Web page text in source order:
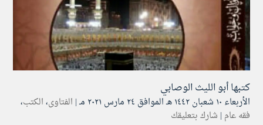
كتبهاأبو الليث الوصابي
الأربعاء ۱۰ شعبان ۱٤٤۲ هـ الموافق ۲٤ مارس ۲۰۲۱ مـ | الفتاوى،الكتب،
فقه عام | شارك بتعليقك